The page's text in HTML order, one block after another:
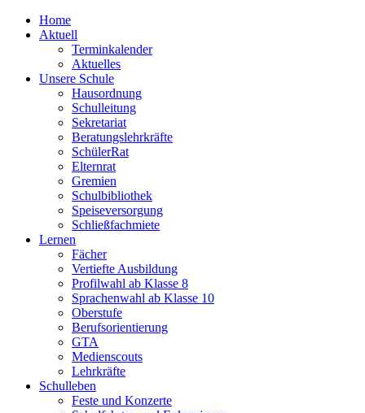
Home
Aktuell
Terminkalender
Aktuelles
Unsere Schule
Hausordnung
Schulleitung
Sekretariat
Beratungslehrkräfte
SchülerRat
Elternrat
Gremien
Schulbibliothek
Speiseversorgung
Schließfachmiete
Lernen
Fächer
Vertiefte Ausbildung
Profilwahl ab Klasse 8
Sprachenwahl ab Klasse 10
Oberstufe
Berufsorientierung
GTA
Medienscouts
Lehrkräfte
Schulleben
Feste und Konzerte